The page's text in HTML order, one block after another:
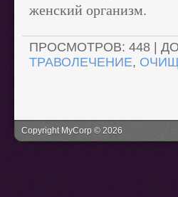
женский организм.
ПРОСМОТРОВ: 448
ТРАВОЛЕЧЕНИЕ,
Copyright MyCorp © 2026